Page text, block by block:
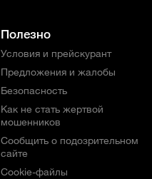
Полезно
Условия и прейскурант
Предложения и жалобы
Безопасность
Как не стать жертвой
мошенников
Сообщить о подозрительном
сайте
Cookie-файлы